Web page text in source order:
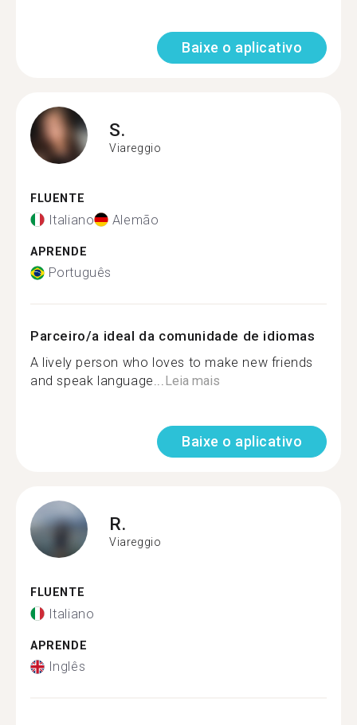
Baixe o aplicativo
S.
Viareggio
FLUENTE
Italiano Alemão
APRENDE
Português
Parceiro/a ideal da comunidade de idiomas
A lively person who loves to make new friends
and speak language...Leia mais
Baixe o aplicativo
R.
Viareggio
FLUENTE
Italiano
APRENDE
Inglês